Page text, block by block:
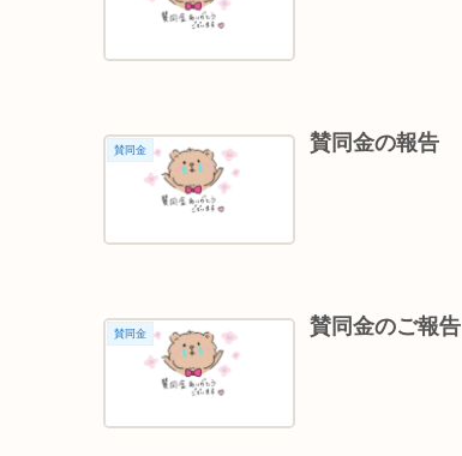
賛同金 賛同金の報告
賛同金 賛同金のご報告